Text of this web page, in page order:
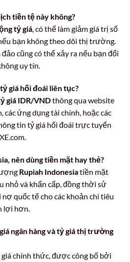
tiền tệ này không?
tỷ giá, có thể làm giảm giá trị số
bạn không theo dõi thị trường.
cũng có thể xảy ra nếu bạn đổi
uy tín.
giá hối đoái liên tục?
giá IDR/VNDthông qua website
các ứng dụng tài chính, hoặc các
tin tỷ giá hối đoái trực tuyến
nên dùng tiền mặt hay thẻ?
Rupiah Indonesiatiền mặt
nhỏ và khẩn cấp, đồng thời sử
quốc tế cho các khoản chi tiêu
lợi hơn.
ngân hàng và tỷ giá thị trường
giá chính thức, được công bố bởi